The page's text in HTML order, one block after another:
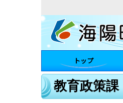
トップ
教育政策課